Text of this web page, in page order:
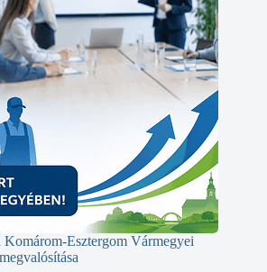
Komárom-Esztergom Vármegyei